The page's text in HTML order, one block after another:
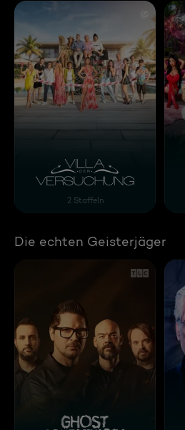
Villa der Versuchung
2 Staffeln
Die echten Geisterjäger